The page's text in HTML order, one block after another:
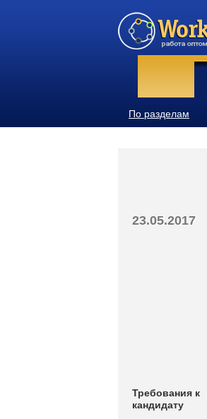
По разделам
23.05.2017
Требования к
кандидату